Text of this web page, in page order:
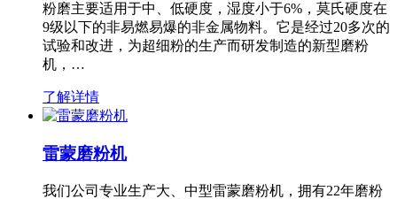
粉磨主要适用于中、低硬度，湿度小于6%，莫氏硬度在
9级以下的非易燃易爆的非金属物料。它是经过20多次的
试验和改进，为超细粉的生产而研发制造的新型磨粉
机，…
了解详情
雷蒙磨粉机
我们公司专业生产大、中型雷蒙磨粉机，拥有22年磨粉